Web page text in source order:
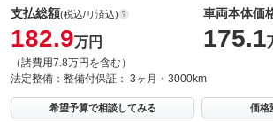
支払総額(税込/リ済込)
182.9万円
（諸費用7.8万円を含む）
車両本体価
175.1
法定整備： 整備付保証： 3ヶ月・3000km
希望予算で相談してみる 価格